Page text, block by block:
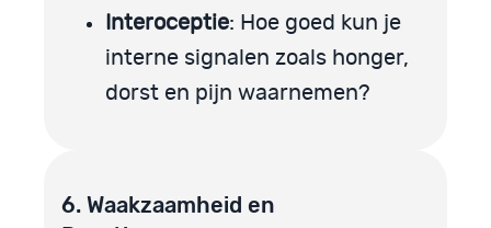
Interoceptie: Hoe goed kun je
interne signalen zoals honger,
dorst en pijn waarnemen?
6. Waakzaamheid en